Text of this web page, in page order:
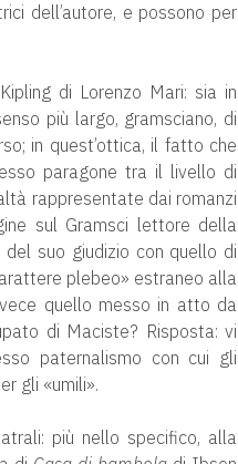
dell’autore, e possono per
di Lorenzo Mari: sia in
più largo, gramsciano, di
in quest’ottica, il fatto che
paragone tra il livello di
rappresentate dai romanzi
sul Gramsci lettore della
suo giudizio con quello di
plebeo» estraneo alla
quello messo in atto da
di Maciste? Risposta: vi
paternalismo con cui gli
gli «umili».
più nello specifico, alla